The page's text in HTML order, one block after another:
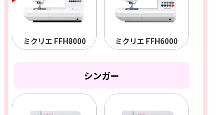
ミクリエ FFH8000 ミクリエ FFH6000
シンガー